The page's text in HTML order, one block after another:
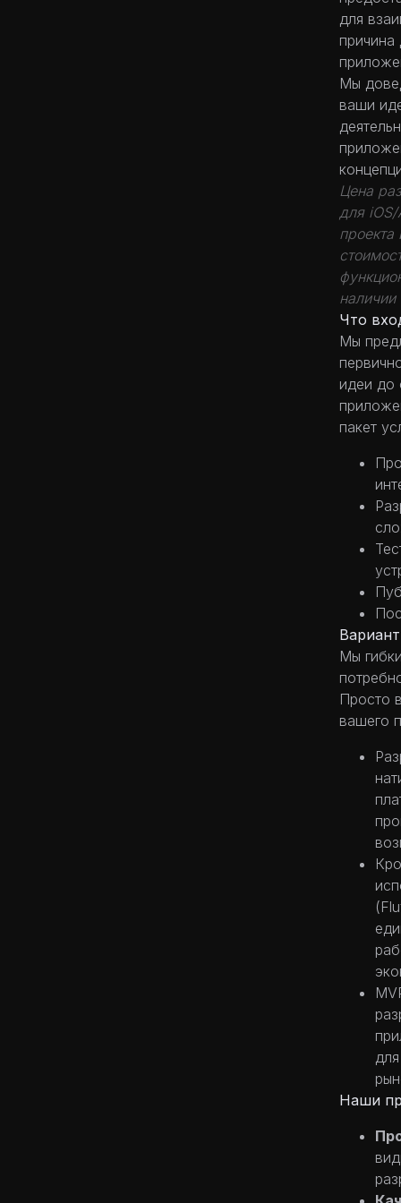
для
причина
Мы
ваши
Цена
для iOS/
наличии
Что
Мы
идеи до
пакет
Мы
Просто
вашего
Наши